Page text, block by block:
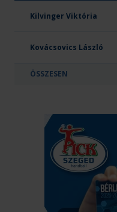
Kilvinger Viktória
Kovácsovics László
ÖSSZESEN